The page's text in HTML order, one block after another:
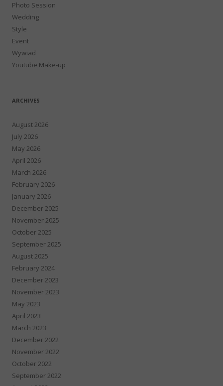
Photo Session
Wedding
Style
Event
Wywiad
Youtube Make-up
ARCHIVES
August 2026
July 2026
May 2026
April 2026
March 2026
February 2026
January 2026
December 2025
November 2025
October 2025
September 2025
August 2025
February 2024
December 2023
November 2023
May 2023
April 2023
March 2023
December 2022
November 2022
October 2022
September 2022